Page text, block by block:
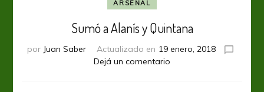
ARSENAL
Sumó a Alanís y Quintana
por Juan Saber Actualizado en 19 enero, 2018
Dejá un comentario